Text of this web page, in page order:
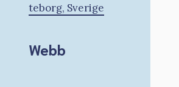
teborg, Sverige
Webb